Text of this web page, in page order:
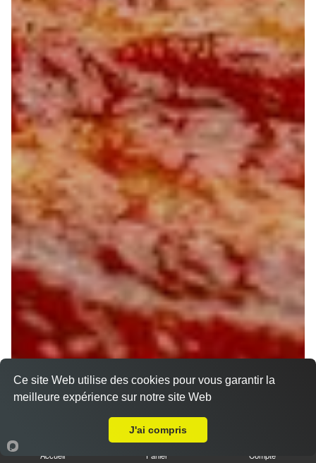
Accueil Panier Compte
Ce site Web utilise des cookies pour vous garantir la
meilleure expérience sur notre site Web
J'ai compris